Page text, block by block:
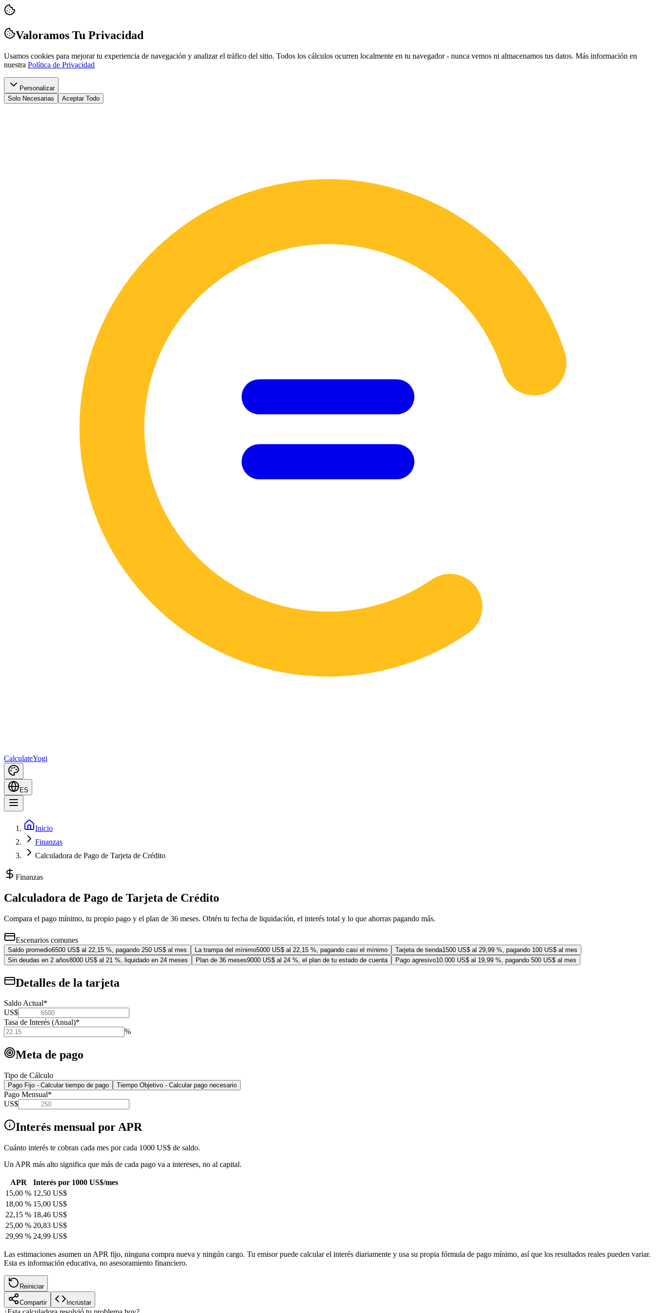
Valoramos Tu Privacidad
Usamos cookies para mejorar tu experiencia de navegación y analizar el tráfico del sitio. Todos los cálculos ocurren localmente en tu navegador - nunca vemos ni almacenamos tus datos. Más información en
nuestra Política de Privacidad
Personalizar
Solo Necesarias
Aceptar Todo
CalculateYogi
ES
Inicio
Finanzas
Calculadora de Pago de Tarjeta de Crédito
Finanzas
Calculadora de Pago de Tarjeta de Crédito
Compara el pago mínimo, tu propio pago y el plan de 36 meses. Obtén tu fecha de liquidación, el interés total y lo que ahorras pagando más.
Escenarios comunes
Saldo promedio6500 US$ al 22,15 %, pagando 250 US$ al mes La trampa del mínimo5000 US$ al 22,15 %, pagando casi el mínimo Tarjeta de tienda1500 US$ al 29,99 %, pagando 100 US$ al mes
Sin deudas en 2 años8000 US$ al 21 %, liquidado en 24 meses Plan de 36 meses9000 US$ al 24 %, el plan de tu estado de cuenta Pago agresivo10.000 US$ al 19,99 %, pagando 500 US$ al mes
Detalles de la tarjeta
Saldo Actual*
US$
Tasa de Interés (Anual)*
%
Meta de pago
Tipo de Cálculo
Pago Fijo - Calcular tiempo de pago Tiempo Objetivo - Calcular pago necesario
Pago Mensual*
US$
Interés mensual por APR
Cuánto interés te cobran cada mes por cada 1000 US$ de saldo.
Un APR más alto significa que más de cada pago va a intereses, no al capital.
APR
Interés por 1000 US$/mes
15,00 % 12,50 US$
18,00 % 15,00 US$
22,15 % 18,46 US$
25,00 % 20,83 US$
29,99 % 24,99 US$
Las estimaciones asumen un APR fijo, ninguna compra nueva y ningún cargo. Tu emisor puede calcular el interés diariamente y usa su propia fórmula de pago mínimo, así que los resultados reales pueden variar.
Esta es información educativa, no asesoramiento financiero.
Reiniciar
Compartir Incrustar